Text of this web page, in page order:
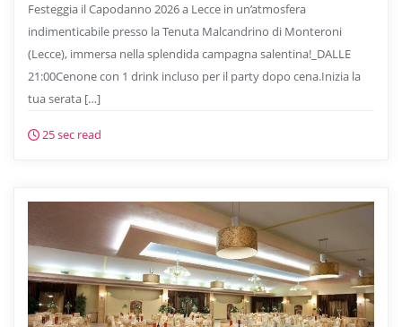
Festeggia il Capodanno 2026 a Lecce in un’atmosfera
indimenticabile presso la Tenuta Malcandrino di Monteroni
(Lecce), immersa nella splendida campagna salentina!_DALLE
21:00Cenone con 1 drink incluso per il party dopo cena.Inizia la
tua serata […]
25 sec read